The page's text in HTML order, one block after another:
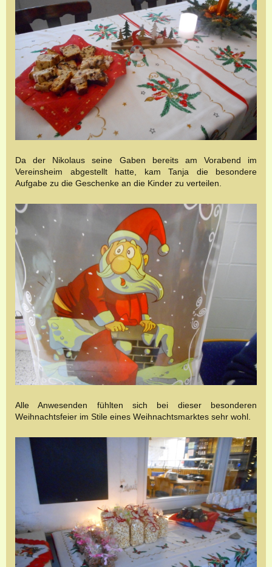
Da der Nikolaus seine Gaben bereits am Vorabend im
Vereinsheim abgestellt hatte, kam Tanja die besondere
Aufgabe zu die Geschenke an die Kinder zu verteilen.
Alle Anwesenden fühlten sich bei dieser besonderen
Weihnachtsfeier im Stile eines Weihnachtsmarktes sehr wohl.